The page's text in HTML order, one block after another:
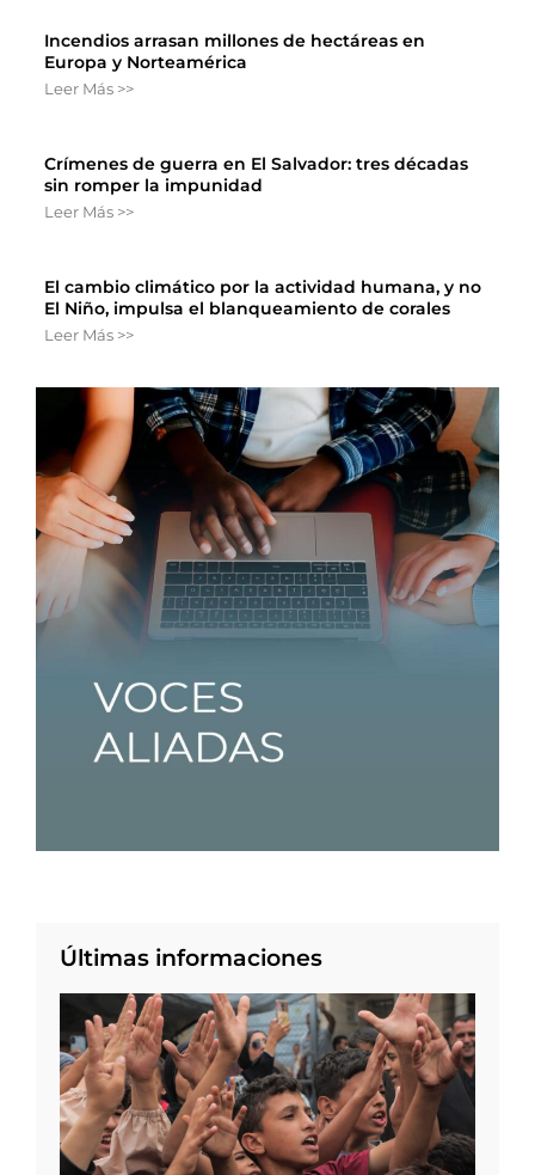
Incendios arrasan millones de hectáreas en
Europa y Norteamérica
Leer Más >>
Crímenes de guerra en El Salvador: tres décadas
sin romper la impunidad
Leer Más >>
El cambio climático por la actividad humana, y no
El Niño, impulsa el blanqueamiento de corales
Leer Más >>
Últimas informaciones